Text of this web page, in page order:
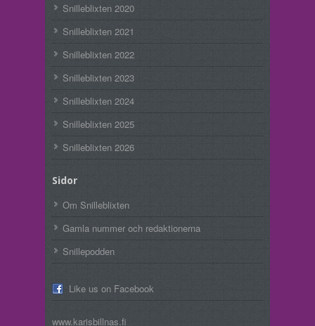
Snilleblixten 2020
Snilleblixten 2021
Snilleblixten 2022
Snilleblixten 2023
Snilleblixten 2024
Snilleblixten 2025
Snilleblixten 2026
Sidor
Om Snilleblixten
Gamla nummer och redaktionerna
Snillepodden
Like us on Facebook
www.karisbillnas.fi